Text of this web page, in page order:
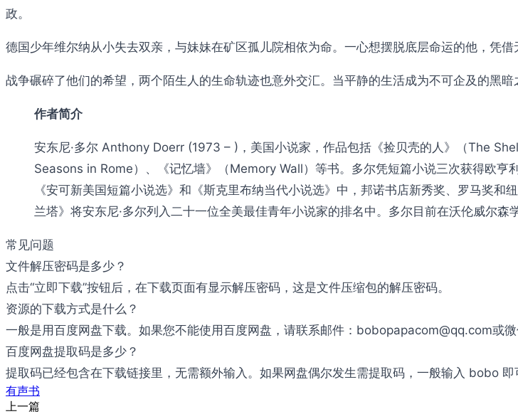
政。
德国少年维尔纳从小失去双亲，与妹妹在矿区孤儿院相依为命。一心想摆脱底层命运的他，凭
战争碾碎了他们的希望，两个陌生人的生命轨迹也意外交汇。当平静的生活成为不可企及的黑
作者简介
安东尼·多尔 Anthony Doerr (1973 – )，美国小说家，作品包括《捡贝壳的人》（The
Seasons in Rome）、《记忆墙》（Memory Wall）等书。多尔凭短篇小说三次获得欧亨
《安可新美国短篇小说选》和《斯克里布纳当代小说选》中，邦诺书店新秀奖、罗马奖
兰塔》将安东尼·多尔列入二十一位全美最佳青年小说家的排名中。多尔目前在沃伦威尔
常见问题
文件解压密码是多少？
点击“立即下载”按钮后，在下载页面有显示解压密码，这是文件压缩包的解压密码。
资源的下载方式是什么？
一般是用百度网盘下载。如果您不能使用百度网盘，请联系邮件：bobopapacom@qq.com或
百度网盘提取码是多少？
提取码已经包含在下载链接里，无需额外输入。如果网盘偶尔发生需提取码，一般输入 bobo 即
有声书
上一篇